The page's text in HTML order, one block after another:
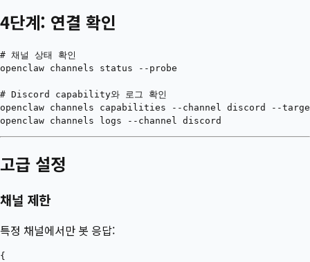
4단계: 연결 확인
# 채널 상태 확인
openclaw channels status --probe
# Discord capability와 로그 확인
openclaw channels capabilities --channel discord --target
고급 설정
채널 제한
특정 채널에서만 봇 응답:
{